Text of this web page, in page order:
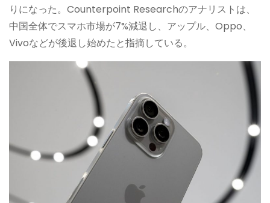
りになった。Counterpoint Researchのアナリストは、
中国全体でスマホ市場が7%減退し、アップル、Oppo、
Vivoなどが後退し始めたと指摘している。